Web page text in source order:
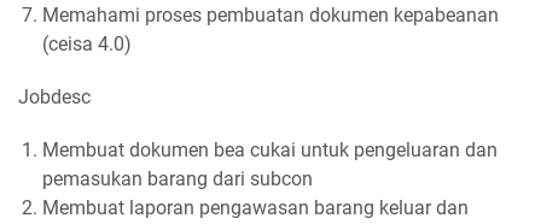
Memahami proses pembuatan dokumen kepabeanan
(ceisa 4.0)
Jobdesc
Membuat dokumen bea cukai untuk pengeluaran dan
pemasukan barang dari subcon
Membuat laporan pengawasan barang keluar dan